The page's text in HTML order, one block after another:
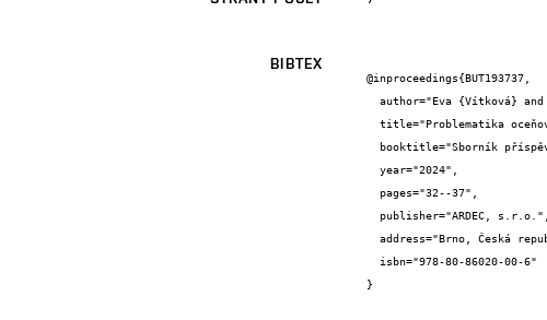
BIBTEX
@inproceedings{BUT193737,
}